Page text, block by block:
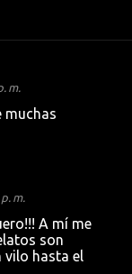
m.
muchas
m.
A mí me
son
vilo hasta el